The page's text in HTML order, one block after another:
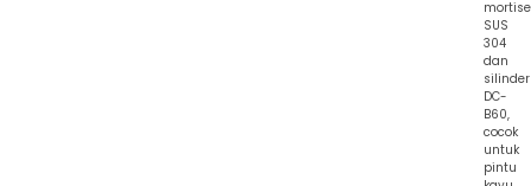
mortise
SUS
304
dan
silinder
DC-
B60,
cocok
untuk
pintu